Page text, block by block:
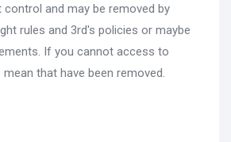
and may be removed by
rules and 3rd's policies or maybe
If you cannot access to
that have been removed.